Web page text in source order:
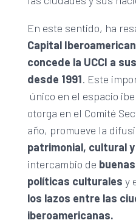
En este sentido, ha
Capital
concede la UCCI a
desde 1991. Este
único en el espacio
otorga en el Comité
año, promueve la
patrimonial, cultural
intercambio de
políticas culturales y
los lazos entre las
iberoamericanas.